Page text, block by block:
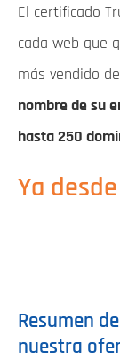
El certificado
cada web que
más vendido
nombre de su
hasta 250
Ya
Resumen
nuestra